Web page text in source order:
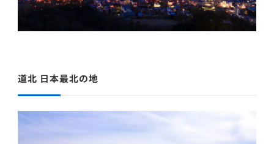
道北 日本最北の地